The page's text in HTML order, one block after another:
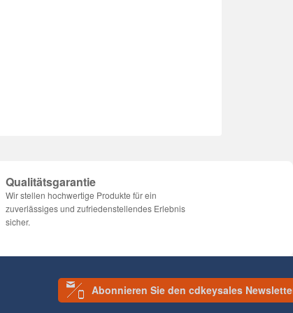
Qualitätsgarantie
Wir stellen hochwertige Produkte für ein
zuverlässiges und zufriedenstellendes Erlebnis
sicher.
Abonnieren Sie den cdkeysales